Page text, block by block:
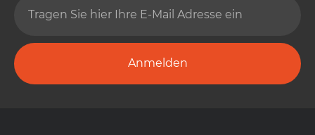
Anmelden